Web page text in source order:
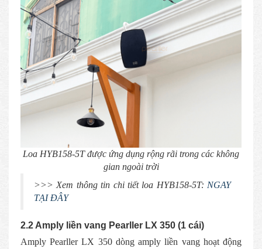
Loa HYB158-5T được ứng dụng rộng rãi trong các không
gian ngoài trời
>>> Xem thông tin chi tiết loa HYB158-5T: NGAY
TẠI ĐÂY
2.2 Amply liền vang Pearller LX 350 (1 cái)
Amply Pearller LX 350 dòng amply liền vang hoạt động